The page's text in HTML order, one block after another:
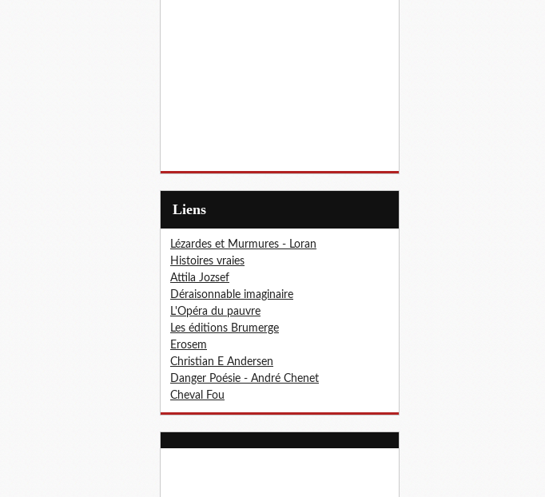
Liens
Lézardes et Murmures - Loran
Histoires vraies
Attila Jozsef
Déraisonnable imaginaire
L'Opéra du pauvre
Les éditions Brumerge
Erosem
Christian E Andersen
Danger Poésie - André Chenet
Cheval Fou